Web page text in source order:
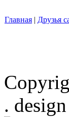
Главная | Друзья
.